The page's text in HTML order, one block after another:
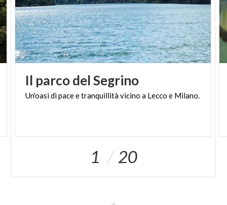
Il parcodelSegrino
Un'oasidipaceetranquillitàvicino a Lecco e Milano.
1 20